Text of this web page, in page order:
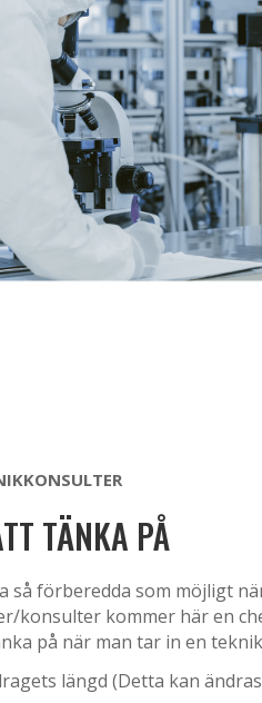
TÄNKA PÅ
så förberedda som möjligt
konsulter kommer här en
på när man tar in en
längd (Detta kan